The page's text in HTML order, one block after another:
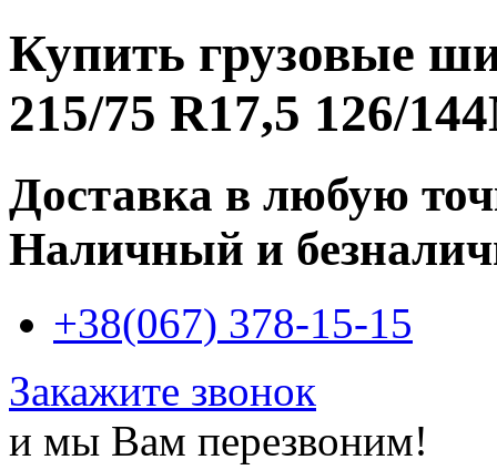
Купить грузовые
215/75 R17,5 126/
Доставка в любую
Наличный и
+38(067) 378-15-15
Закажите звонок
и мы Вам перезвоним!